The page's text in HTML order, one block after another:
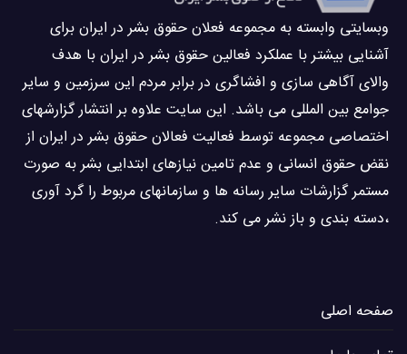
وبسايتى وابسته به مجموعه فعلان حقوق بشر در ایران برای
آشنایی بيشتر با عملکرد فعالین حقوق بشر در ایران با هدف
والاى آگاهى سازی و افشاگرى در برابر مردم این سرزمین و ساير
جوامع بین المللى می باشد. این سایت علاوه بر انتشار گزارشهای
اختصاصی مجموعه توسط فعاليت فعالان حقوق بشر در ایران از
نقض حقوق انسانی و عدم تامین نیازهای ابتدایی بشر به صورت
مستمر گزارشات سایر رسانه ها و سازمانهای مربوط را گرد آوری
،دسته بندی و باز نشر می كند.
صفحه اصلی